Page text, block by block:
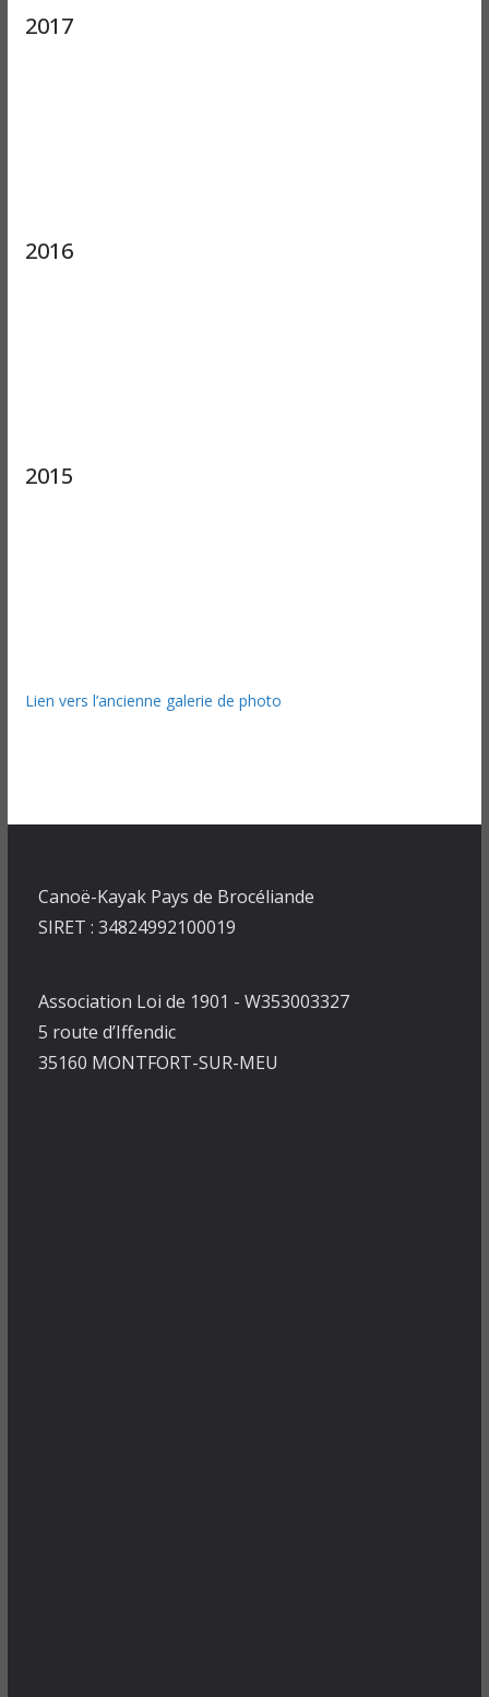
2017
2016
2015
Lien vers l’ancienne galerie de photo
Canoë-Kayak Pays de Brocéliande
SIRET : 34824992100019
Association Loi de 1901 - W353003327
5 route d’Iffendic
35160 MONTFORT-SUR-MEU